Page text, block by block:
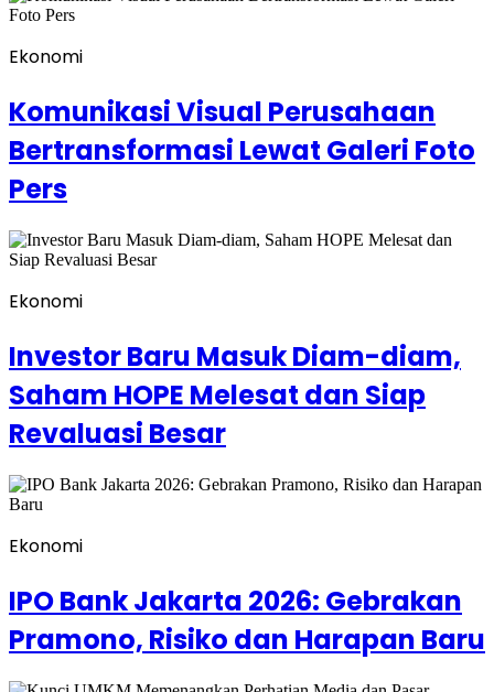
Ekonomi
Komunikasi Visual Perusahaan
Bertransformasi Lewat Galeri Foto
Pers
Ekonomi
Investor Baru Masuk Diam-diam,
Saham HOPE Melesat dan Siap
Revaluasi Besar
Ekonomi
IPO Bank Jakarta 2026: Gebrakan
Pramono, Risiko dan Harapan Baru